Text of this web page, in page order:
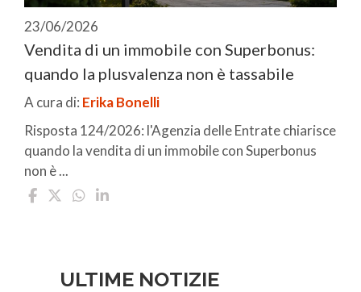
23/06/2026
Vendita di un immobile con Superbonus:
quando la plusvalenza non è tassabile
A cura di: Erika Bonelli
Risposta 124/2026: l'Agenzia delle Entrate chiarisce
quando la vendita di un immobile con Superbonus
non è ...
ULTIME NOTIZIE